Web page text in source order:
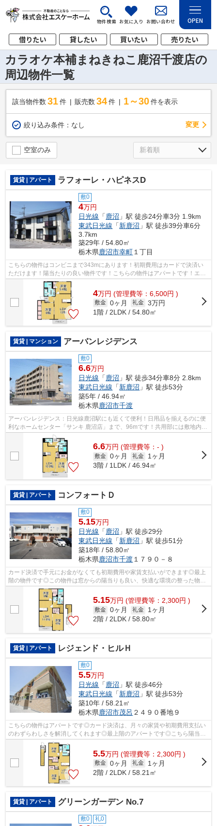
物件検索 お気に入り お問い合わせ OPEN
借りたい 貸したい 買いたい 売りたい
カラオケ本補まねきねこ鹿沼千渡店の
周辺物件一覧
該当物件数 31件 販売数 34 件 1～30 件を表示
絞り込み条件： なし 変更
空室のみ
賃貸 | アパート ラフォーレ・ハピネスD
敷0
4万円
日光線 「 鹿沼 」駅 徒歩24分車3分 1.9km
東武日光線 「新鹿沼 」駅 徒歩39分車6分
3.7km
築29年 / 54.80㎡
栃木県鹿沼市幸町 １丁目
こちらの物件はコンビニまで343mにあります！初期費用はカードで決済い
ただけます！陽当たりの良い物件です！こちらの物件はアパートです！エス
ケーホームのメールアドレスまでお問い...
4万円 (管理費等：6,500円 )
敷金 0ヶ月 礼金 3万円
1階 / 2LDK / 54.80㎡
賃貸 | マンション アーバンレジデンス
敷0
6.6万円
日光線 「 鹿沼 」駅 徒歩34分車8分 2.8km
東武日光線 「新鹿沼 」駅 徒歩53分
築5年 / 46.94㎡
栃木県鹿沼市千渡
アーバンレジデンス：日光線鹿沼駅にも近くて便利！日用品を揃えるのに便
利なホームセンター「サンキ 鹿沼店」まで、96mです！共用部には敷地内ご
み置き場・エレベータなどが揃ってお...
6.6万円 (管理費等：- )
敷金 0ヶ月 礼金
1ヶ月
3階 / 1LDK / 46.94㎡
賃貸 | アパート コンフォートＤ
敷0
5.15万円
日光線 「鹿沼 」駅 徒歩29分
東武日光線 「新鹿沼 」駅 徒歩51分
築18年 / 58.80㎡
栃木県鹿沼市千渡 １７９０－８
カード決済で手元にお金がなくても初期費用や家賃支払いができます◎最上
階の物件です◎この物件は窓からの陽当りも良い、快適な環境の整った物件
です◎こちらの物件はアパートです◎エス...
5.15万円 (管理費等：2,300円 )
敷金 0ヶ月 礼金
1ヶ月
2階 / 2LDK / 58.80㎡
賃貸 | アパート レジェンド・ヒルＨ
敷0
5.5万円
日光線 「鹿沼 」駅 徒歩46分
東武日光線 「新鹿沼 」駅 徒歩53分
築10年 / 58.21㎡
栃木県鹿沼市茂呂 ２４９０番地９
こちらの物件はアパートです◎カード決済は、月々の家賃や初期費用支払い
のわずらわしさを解消してくれます◎最上階のアパートです◎こちら陽当た
りの良好な物件です◎エスケーホームには...
5.5万円 (管理費等：2,300円 )
敷金 0ヶ月 礼金
1ヶ月
2階 / 2LDK / 58.21㎡
賃貸 | アパート グリーンガーデン No.7
敷0 礼0